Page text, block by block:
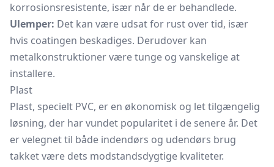
korrosionsresistente, især når de er behandlede.
Ulemper: Det kan være udsat for rust over tid, især
hvis coatingen beskadiges. Derudover kan
metalkonstruktioner være tunge og vanskelige at
installere.
Plast
Plast, specielt PVC, er en økonomisk og let tilgængelig
løsning, der har vundet popularitet i de senere år. Det
er velegnet til både indendørs og udendørs brug
takket være dets modstandsdygtige kvaliteter.